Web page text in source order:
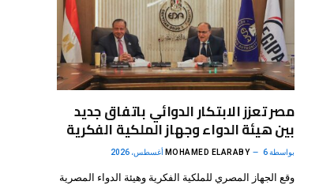
مصر تعزز الابتكار الدوائي باتفاق جديد
بين هيئة الدواء وجهاز الملكية الفكرية
بواسطة MOHAMED ELARABY 6 أغسطس، 2026
وقع الجهاز المصري للملكية الفكرية وهيئة الدواء المصرية